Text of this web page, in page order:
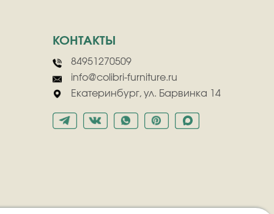
КОНТАКТЫ
84951270509
info@colibri-furniture.ru
Екатеринбург, ул. Барвинка 14